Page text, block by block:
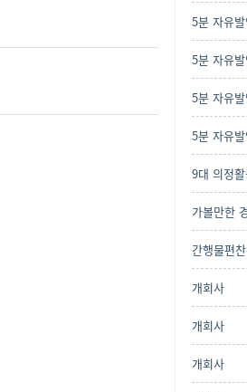
5분 자유
5분 자유
5분 자유
5분 자유
9대 의정
가볼만한
간행물편
개회사
개회사
개회사